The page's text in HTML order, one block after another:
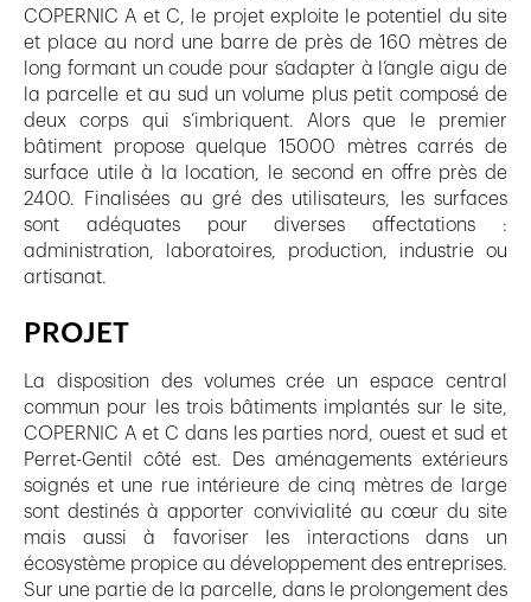
COPERNIC A et C, le projet exploite le potentiel du site
et place au nord une barre de près de 160 mètres de
long formant un coude pour s’adapter à l’angle aigu de
la parcelle et au sud un volume plus petit composé de
deux corps qui s’imbriquent. Alors que le premier
bâtiment propose quelque 15000 mètres carrés de
surface utile à la location, le second en offre près de
2400. Finalisées au gré des utilisateurs, les surfaces
sont adéquates pour diverses affectations :
administration, laboratoires, production, industrie ou
artisanat.
PROJET
La disposition des volumes crée un espace central
commun pour les trois bâtiments implantés sur le site,
COPERNIC A et C dans les parties nord, ouest et sud et
Perret-Gentil côté est. Des aménagements extérieurs
soignés et une rue intérieure de cinq mètres de large
sont destinés à apporter convivialité au cœur du site
mais aussi à favoriser les interactions dans un
écosystème propice au développement des entreprises.
Sur une partie de la parcelle, dans le prolongement des